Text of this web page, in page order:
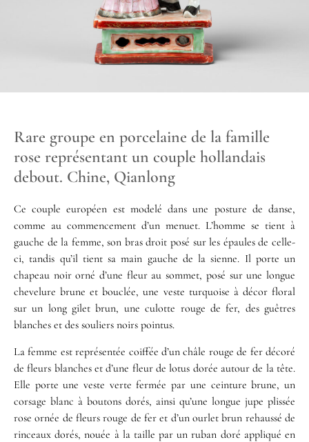
Rare groupe en porcelaine de la famille
rose représentant un couple hollandais
debout. Chine, Qianlong
Ce couple européen est modelé dans une posture de danse,
comme au commencement d’un menuet. L’homme se tient à
gauche de la femme, son bras droit posé sur les épaules de celle-
ci, tandis qu’il tient sa main gauche de la sienne. Il porte un
chapeau noir orné d’une fleur au sommet, posé sur une longue
chevelure brune et bouclée, une veste turquoise à décor floral
sur un long gilet brun, une culotte rouge de fer, des guêtres
blanches et des souliers noirs pointus.
La femme est représentée coiffée d’un châle rouge de fer décoré
de fleurs blanches et d’une fleur de lotus dorée autour de la tête.
Elle porte une veste verte fermée par une ceinture brune, un
corsage blanc à boutons dorés, ainsi qu’une longue jupe plissée
rose ornée de fleurs rouge de fer et d’un ourlet brun rehaussé de
rinceaux dorés, nouée à la taille par un ruban doré appliqué en